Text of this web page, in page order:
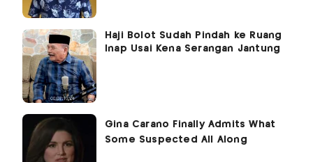
Haji Bolot Sudah Pindah ke Ruang
Inap Usai Kena Serangan Jantung